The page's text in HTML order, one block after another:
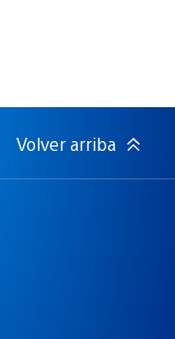
Volver arriba